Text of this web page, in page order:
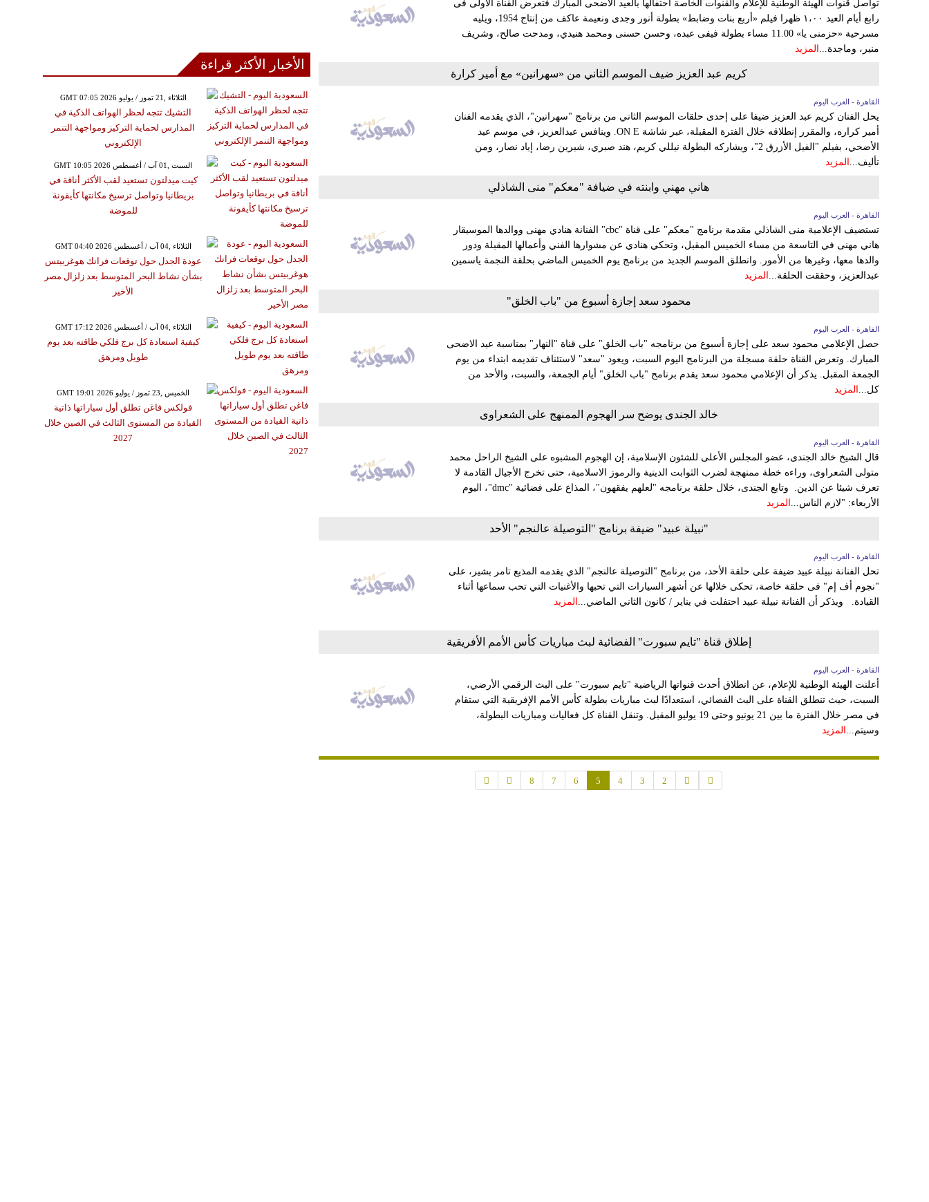
تواصل قنوات الهيئة الوطنية للإعلام والقنوات الخاصة احتفالها بالعيد الأضحى المبارك فتعرض القناة الأولى فى
رابع أيام العيد ١،٠٠ ظهرا فيلم «أربع بنات وضابط» بطولة أنور وجدى ونعيمة عاكف من إنتاج 1954، ويليه
مسرحية «حزمنى يا» 11.00 مساء بطولة فيفى عبده، وحسن حسنى ومحمد هنيدي، ومدحت صالح، وشريف
منير، وماجدة... المزيد
كريم عبد العزيز ضيف الموسم الثاني من «سهرانين» مع أمير كرارة
القاهرة - العرب اليوم
يحل الفنان كريم عبد العزيز ضيفا على إحدى حلقات الموسم الثاني من برنامج "سهرانين"، الذي يقدمه الفنان
أمير كراره، والمقرر إنطلاقه خلال الفترة المقبلة، عبر شاشة ON E. وينافس عبدالعزيز، في موسم عيد
الأضحي، بفيلم "الفيل الأزرق 2"، ويشاركه البطولة نيللي كريم، هند صبري، شيرين رضا، إياد نصار، ومن
تأليف...
المزيد
هاني مهني وابنته في ضيافة "معكم" منى الشاذلي
القاهرة - العرب اليوم
تستضيف الإعلامية منى الشاذلي مقدمة برنامج "معكم" على قناة "cbc" الفنانة هنادي مهنى ووالدها الموسيقار
هاني مهنى في التاسعة من مساء الخميس المقبل، وتحكي هنادي عن مشوارها الفني وأعمالها المقبلة ودور
والدها معها، وغيرها من الأمور. وانطلق الموسم الجديد من برنامج يوم الخميس الماضي بحلقة النجمة ياسمين
عبدالعزيز، وحققت الحلقة... المزيد
محمود سعد إجازة أسبوع من "باب الخلق"
القاهرة - العرب اليوم
حصل الإعلامي محمود سعد على إجازة أسبوع من برنامجه "باب الخلق" على قناة "النهار" بمناسبة عيد الاضحى
المبارك. وتعرض القناة حلقة مسجلة من البرنامج اليوم السبت، ويعود "سعد" لاستئناف تقديمه ابتداء من يوم
الجمعة المقبل. يذكر أن الإعلامي محمود سعد يقدم برنامج "باب الخلق" أيام الجمعة، والسبت، والأحد من
كل...
المزيد
خالد الجندى يوضح سر الهجوم الممنهج على الشعراوى
القاهرة - العرب اليوم
قال الشيخ خالد الجندى، عضو المجلس الأعلى للشئون الإسلامية، إن الهجوم المشبوه على الشيخ الراحل محمد
متولى الشعراوى، وراءه خطة ممنهجة لضرب الثوابت الدينية والرموز الاسلامية، حتى تخرج الأجيال القادمة لا
تعرف شيئا عن الدين. وتابع الجندى، خلال حلقة برنامجه "لعلهم يفقهون"، المذاع على فضائية "dmc"، اليوم
الأربعاء: "لازم الناس... المزيد
"نبيلة عبيد" ضيفة برنامج "التوصيلة عالنجم" الأحد
القاهرة - العرب اليوم
تحل الفنانة نبيلة عبيد ضيفة على حلقة الأحد، من برنامج "التوصيلة عالنجم" الذي يقدمه المذيع تامر بشير، على
"نجوم أف إم" فى حلقة خاصة، تحكى خلالها عن أشهر السيارات التي تحبها والأغنيات التي تحب سماعها أثناء
القيادة. ويذكر أن الفنانة نبيلة عبيد احتفلت في يناير / كانون الثاني الماضي... المزيد
إطلاق قناة "تايم سبورت" الفضائية لبث مباريات كأس الأمم الأفريقية
القاهرة - العرب اليوم
أعلنت الهيئة الوطنية للإعلام، عن انطلاق أحدث قنواتها الرياضية "تايم سبورت" على البث الرقمي الأرضي،
السبت، حيث تنطلق القناة على البث الفضائي، استعدادًا لبث مباريات بطولة كأس الأمم الإفريقية التي ستقام
في مصر خلال الفترة ما بين 21 يونيو وحتى 19 يوليو المقبل. وتنقل القناة كل فعاليات ومباريات البطولة،
وسيتم... المزيد
2
3
4
5
6
7
8
الأخبار الأكثر قراءة
GMT 07:05 2026 الثلاثاء ,21 تموز / يوليو
التشيك تتجه لحظر الهواتف الذكية في
المدارس لحماية التركيز ومواجهة التنمر
الإلكتروني
GMT 10:05 2026 السبت ,01 آب / أغسطس
كيت ميدلتون تستعيد لقب الأكثر أناقة في
بريطانيا وتواصل ترسيخ مكانتها كأيقونة
للموضة
GMT 04:40 2026 الثلاثاء ,04 آب / أغسطس
عودة الجدل حول توقعات فرانك هوغربيتس
بشأن نشاط البحر المتوسط بعد زلزال مصر
الأخير
GMT 17:12 2026 الثلاثاء ,04 آب / أغسطس
كيفية استعادة كل برج فلكي طاقته بعد يوم
طويل ومرهق
GMT 19:01 2026 الخميس ,23 تموز / يوليو
فولكس فاغن تطلق أول سياراتها ذاتية
القيادة من المستوى الثالث في الصين خلال
2027